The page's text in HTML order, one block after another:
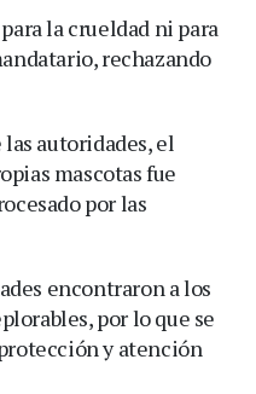
la crueldad ni para
rechazando
autoridades, el
mascotas fue
por las
encontraron a los
por lo que se
y atención